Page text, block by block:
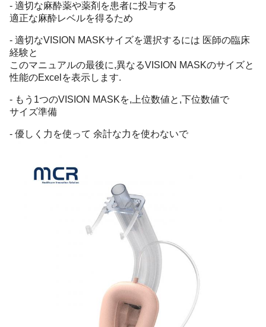
- 適切な麻酔薬や薬剤を患者に投与する
適正な麻酔レベルを得るため
- 適切なVISION MASKサイズを選択するには 医師の臨床
経験と
このマニュアルの最後に,異なるVISION MASKのサイズと
性能のExcelを表示します.
- もう1つのVISION MASKを,上位数値と,下位数値で
サイズ準備
- 優しく力を使って 余計な力を使わないで